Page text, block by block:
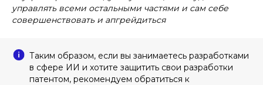
управлять всеми остальными частями и сам себе
совершенствовать и апгрейдиться
Таким образом, если вы занимаетесь разработками
в сфере ИИ и хотите защитить свои разработки
патентом, рекомендуем обратиться к